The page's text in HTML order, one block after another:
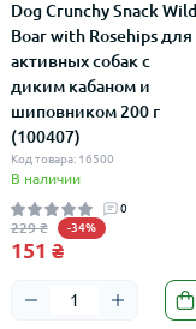
Dog Crunchy Snack Wild
Boar with Rosehips для
активных собак с
диким кабаном и
шиповником 200 г
(100407)
Код товара: 16500
В наличии
0
229 ₴ -34%
151 ₴